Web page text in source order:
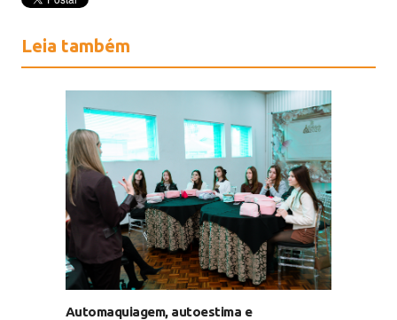
Leia também
Automaquiagem, autoestima e